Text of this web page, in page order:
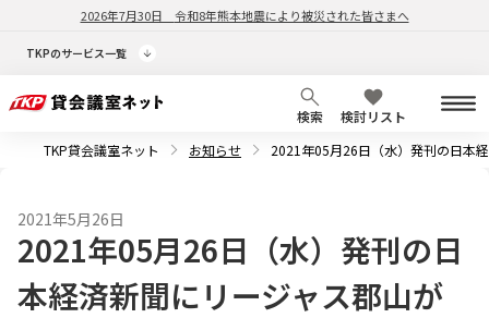
2026年7月30日 令和8年熊本地震により被災された皆さまへ
TKPのサービス一覧
検索
検討リスト
TKP貸会議室ネット
お知らせ 2021年05月26日（水）発刊の日本
2021年5月26日
2021年05月26日（水）発刊の日
本経済新聞にリージャス郡山が